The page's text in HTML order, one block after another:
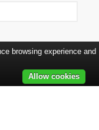
browsing experience and
Allow cookies